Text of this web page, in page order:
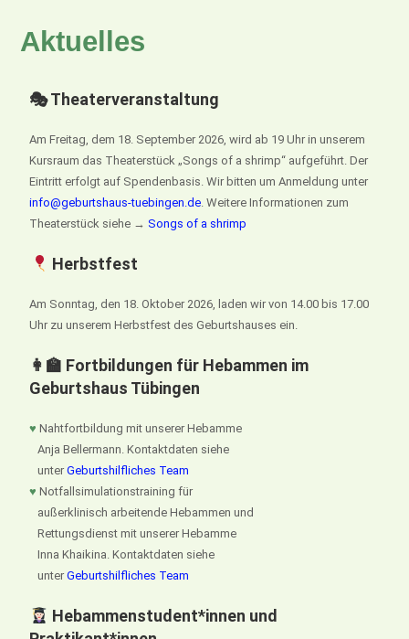
Aktuelles
🎭 Theaterveranstaltung
Am Freitag, dem 18. September 2026, wird ab 19 Uhr in unserem
Kursraum das Theaterstück „Songs of a shrimp“ aufgeführt. Der
Eintritt erfolgt auf Spendenbasis. Wir bitten um Anmeldung unter
info@geburtshaus-tuebingen.de . Weitere Informationen zum
Theaterstück siehe →Songs of a shrimp
Herbstfest
Am Sonntag, den 18. Oktober 2026, laden wir von 14.00 bis 17.00
Uhr zu unserem Herbstfest des Geburtshauses ein.
👩‍🏫 Fortbildungen für Hebammen im
Geburtshaus Tübingen
♥ Nahtfortbildung mit unserer Hebamme
Anja Bellermann. Kontaktdaten siehe
unterGeburtshilfliches Team
♥ Notfallsimulationstraining für
außerklinisch arbeitende Hebammen und
Rettungsdienst mit unserer Hebamme
Inna Khaikina. Kontaktdaten siehe
unterGeburtshilfliches Team
Hebammenstudent*innen und